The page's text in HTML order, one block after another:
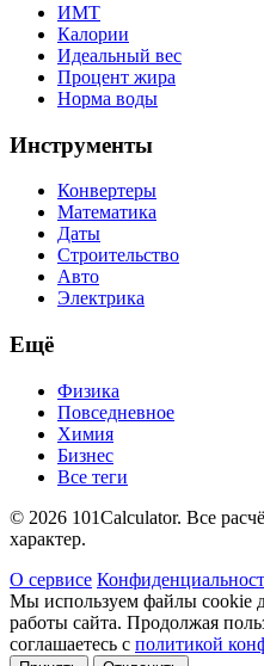
ИМТ
Калории
Идеальный вес
Процент жира
Норма воды
Инструменты
Конвертеры
Математика
Даты
Строительство
Авто
Электрика
Ещё
Физика
Повседневное
Химия
Бизнес
Все теги
© 2026 101Calculator. Все
характер.
О сервисе
Мы используем файлы cookie
работы сайта. Продолжая
соглашаетесь с политикой